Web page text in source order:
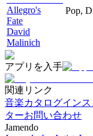
Allegro's
Fate
David
Malinich
Pop,
アプリを入手
関連リンク
音楽カタログイン
ターお問い合わせ
Jamendo